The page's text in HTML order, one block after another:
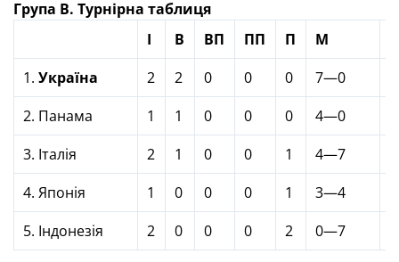
Група В. Турнірна таблиця
І
В ВП ПП П М
1. Україна 2 2 0 0 0 7—0
2. Панама
1 1 0 0 0 4—0
3. Італія
2 1 0 0 1 4—7
4. Японія
1 0 0 0 1 3—4
5. Індонезія
2 0 0 0 2 0—7